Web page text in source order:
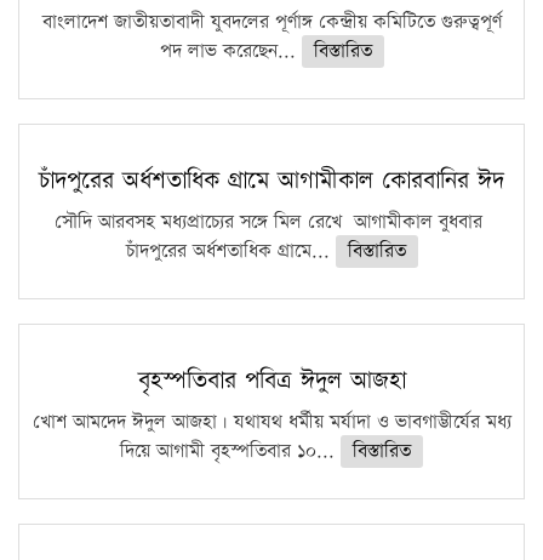
ফরিদগঞ্জে আগুনে পুড়লো ৬ ব্যবসা প্রতিষ্ঠান
বাংলাদেশ জাতীয়তাবাদী যুবদলের পূর্ণাঙ্গ কেন্দ্রীয় কমিটিতে গুরুত্বপূর্ণ
পদ লাভ করেছেন...
বিস্তারিত
চাঁদপুরের অর্ধশতাধিক গ্রামে আগামীকাল কোরবানির ঈদ
সৌদি আরবসহ মধ্যপ্রাচ্যের সঙ্গে মিল রেখে আগামীকাল বুধবার
চাঁদপুরের অর্ধশতাধিক গ্রামে...
বিস্তারিত
বৃহস্পতিবার পবিত্র ঈদুল আজহা
খোশ আমদেদ ঈদুল আজহা। যথাযথ ধর্মীয় মর্যাদা ও ভাবগাম্ভীর্যের মধ্য
দিয়ে আগামী বৃহস্পতিবার ১০...
বিস্তারিত